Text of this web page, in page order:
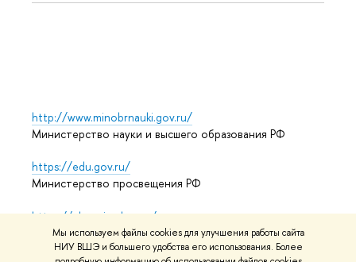
Мы используем файлы cookies для улучшения работы сайта
НИУ ВШЭ и большего удобства его использования. Более
http://www.minobrnauki.gov.ru/
Министерство науки и высшего образования РФ
https://edu.gov.ru/
Министерство просвещения РФ
https://elearning.hse.ru/mooc
Массовые открытые онлайн-курсы